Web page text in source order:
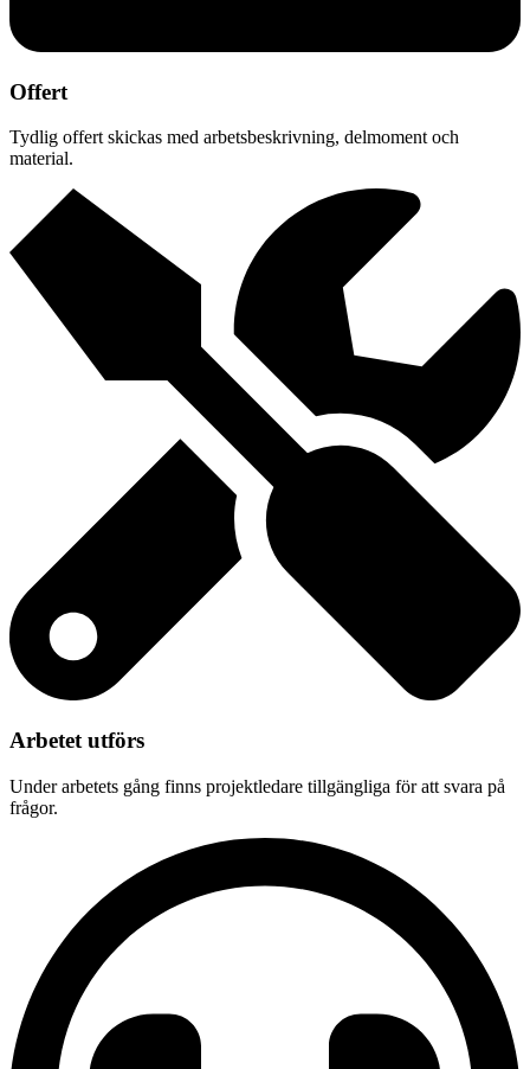
Offert
Tydlig offert skickas med arbetsbeskrivning, delmoment och
material.
Arbetet utförs
Under arbetets gång finns projektledare tillgängliga för att svara på
frågor.